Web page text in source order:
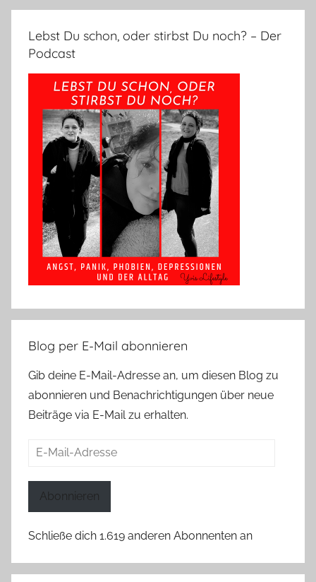
Lebst Du schon, oder stirbst Du noch? – Der
Podcast
Blog per E-Mail abonnieren
Gib deine E-Mail-Adresse an, um diesen Blog zu
abonnieren und Benachrichtigungen über neue
Beiträge via E-Mail zu erhalten.
E-
Abonnieren
Schließe dich 1.619 anderen Abonnenten an